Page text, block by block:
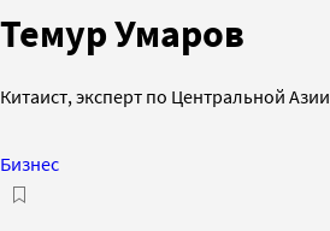
Темур Умаров
Китаист, эксперт по Центральной Азии
Бизнес